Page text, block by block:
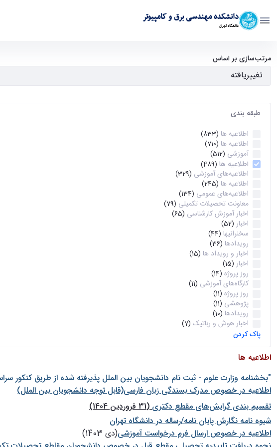
دانشکده مهندسی برق و کامپیوتر
دانشگاه تهران
آرشیو اطلاعیه ها - ece- دانشکده مهندسی برق و کامپیوتر
مرتب‌سازی بر اساس
طبقه بندی
اطلاعیه ها (833)
اطلاعیه ها (710)
آموزشی (512)
اطلاعیه ها (489)
اطلاعیه‌های‌ آموزشی (329)
اطلاعیه ها (245)
اطلاعیه‌های عمومی (134)
معاونت تحصیلات تکمیلی (79)
اخبار آموزش کارشناسی (65)
اخبار (52)
سخنرانیها (44)
رویدادها (36)
اخبار و رویداد ها (15)
اخبار (15)
روز پروژه (14)
کارگاه‌های آموزشی (11)
روز پروژه (11)
پژوهشی (11)
رویدادها (10)
اخبار هوش و رباتیک (7)
پاک کردن
اطلاعیه ها
"بخشنامه وزارت علوم - ثبت نام دانشجويان بين الملل پذيرفته شده از طريق كنكور
اطلاعیه در خصوص مدرک بسندگی زبان فارسی(قابل توجه دانشجویان بین الملل)
تقسیم بندی گرایش‌های مقطع دکتری(31 فروردین 1404)
شيوه نامه نگارش پايان نامه/رساله در دانشگاه تهران
اطلاعیه در خصوص ارسال فرم درخواست آموزشی(دی 1403)